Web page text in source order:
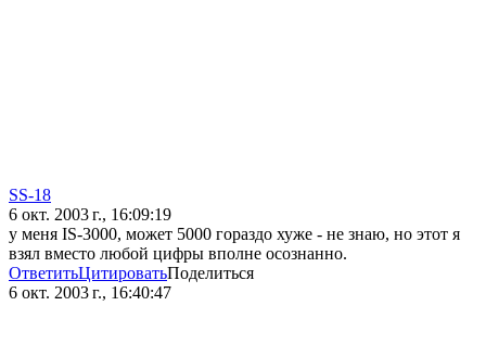
SS-18
6 окт. 2003 г., 16:09:19
у меня IS-3000, может 5000 гораздо хуже - не знаю, но этот я
взял вместо любой цифры вполне осознанно.
ОтветитьЦитироватьПоделиться
6 окт. 2003 г., 16:40:47